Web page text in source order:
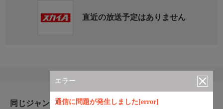
エラー
通信に問題が発生しました[error]
直近の放送予定はありません
同じジャンルのおすすめ番組